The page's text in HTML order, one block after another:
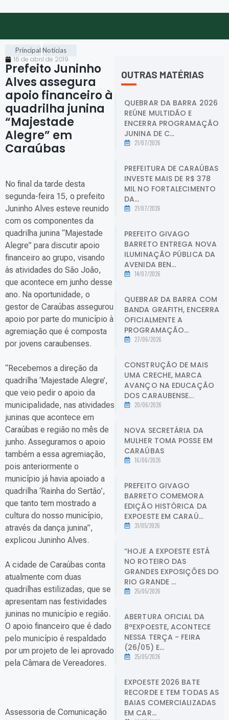
Principal Notícias
16 de abril de 2019
Prefeito Juninho
Alves assegura
apoio financeiro à
quadrilha junina
“Majestade
Alegre” em
Caraúbas
No final da tarde desta
segunda-feira 15, o prefeito
Juninho Alves esteve reunido
com os componentes da
quadrilha junina “Majestade
Alegre” para discutir apoio
financeiro ao grupo, visando
às atividades do São João,
que acontece em junho desse
ano. Na oportunidade, o
gestor de Caraúbas assegurou
apoio por parte do município à
agremiação que é composta
por jovens caraubenses.
“Recebemos a direção da
quadrilha ‘Majestade Alegre’,
que veio pedir o apoio da
municipalidade, nas atividades
juninas que acontece em
Caraúbas e região no mês de
junho. Asseguramos o apoio
também a essa agremiação,
pois anteriormente o
município já havia apoiado a
quadrilha ‘Rainha do Sertão’,
que tanto tem mostrado a
cultura do nosso município,
através da dança junina”,
explicou Juninho Alves.
A cidade de Caraúbas conta
atualmente com duas
quadrilhas estilizadas, que se
apresentam nas festividades
juninas no município e região.
O apoio financeiro que é dado
pelo município é respaldado
por um projeto de lei aprovado
pela Câmara de Vereadores.
Assessoria de Comunicação
OUTRAS MATÉRIAS
QUEBRAR DA BARRA 2026
REÚNE MULTIDÃO E
ENCERRA PROGRAMAÇÃO
JUNINA DE C...
21/07/2026
PREFEITURA DE CARAÚBAS
INVESTE MAIS DE R$ 378
MIL NO FORTALECIMENTO
DA...
21/07/2026
PREFEITO GIVAGO
BARRETO ENTREGA NOVA
ILUMINAÇÃO PÚBLICA DA
AVENIDA BEN...
14/07/2026
QUEBRAR DA BARRA COM
BANDA GRAFITH, ENCERRA
OFICIALMENTE A
PROGRAMAÇÃO...
27/06/2026
CONSTRUÇÃO DE MAIS
UMA CRECHE, MARCA
AVANÇO NA EDUCAÇÃO
DOS CARAUBENSE...
20/06/2026
NOVA SECRETÁRIA DA
MULHER TOMA POSSE EM
CARAÚBAS
16/06/2026
PREFEITO GIVAGO
BARRETO COMEMORA
EDIÇÃO HISTÓRICA DA
EXPOESTE EM CARAÚ...
31/05/2026
“HOJE A EXPOESTE ESTÁ
NO ROTEIRO DAS
GRANDES EXPOSIÇÕES DO
RIO GRANDE ...
25/05/2026
ABERTURA OFICIAL DA
8ªEXPOESTE, ACONTECE
NESSA TERÇA - FEIRA
(26/05) E...
25/05/2026
EXPOESTE 2026 BATE
RECORDE E TEM TODAS AS
BAIAS COMERCIALIZADAS
EM CAR...